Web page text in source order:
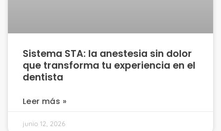
Sistema STA: la anestesia sin dolor
que transforma tu experiencia en el
dentista
Leer más »
junio 12, 2026